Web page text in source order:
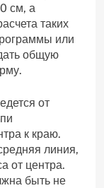
см, а
таких
или
общую
от
к краю.
линия,
от центра.
быть не